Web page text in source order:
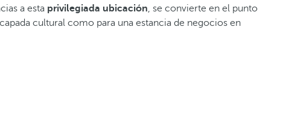
a esta privilegiada ubicación, se convierte en el punto
cultural como para una estancia de negocios en